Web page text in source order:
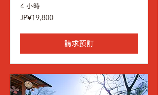
4 小時
19,800
日
JP¥19,800
請求預訂